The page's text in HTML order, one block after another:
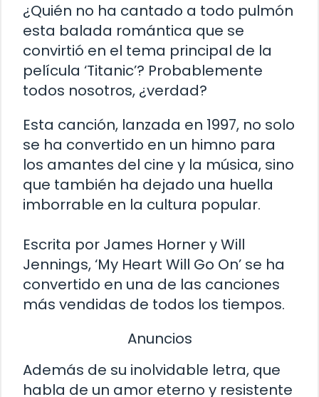
¿Quién no ha cantado a todo pulmón
esta balada romántica que se
convirtió en el tema principal de la
película ‘Titanic’? Probablemente
todos nosotros, ¿verdad?
Esta canción, lanzada en 1997, no solo
se ha convertido en un himno para
los amantes del cine y la música, sino
que también ha dejado una huella
imborrable en la cultura popular.
Escrita por James Horner y Will
Jennings, ‘My Heart Will Go On’ se ha
convertido en una de las canciones
más vendidas de todos los tiempos.
Anuncios
Además de su inolvidable letra, que
habla de un amor eterno y resistente